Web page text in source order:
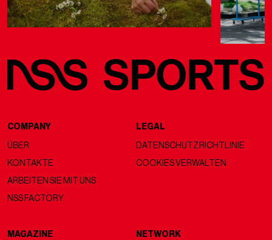
COMPANY
ÜBER
KONTAKTE
ARBEITEN SIE MIT UNS
NSS FACTORY
LEGAL
DATENSCHUTZRICHTLINIE
COOKIES VERWALTEN
MAGAZINE NETWORK